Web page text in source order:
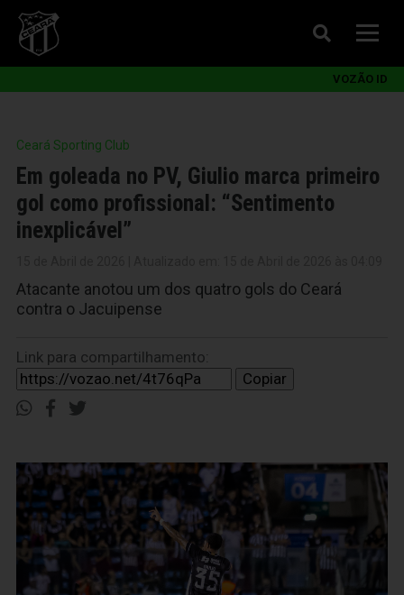
VOZÃO ID
Ceará Sporting Club
Em goleada no PV, Giulio marca primeiro
gol como profissional: “Sentimento
inexplicável”
Atacante anotou um dos quatro gols do Ceará
contra o Jacuipense
Link para compartilhamento:
Copiar